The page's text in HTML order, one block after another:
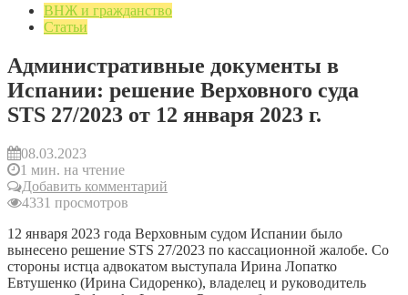
ВНЖ и гражданство
Статьи
Административные документы в
Испании: решение Верховного суда
STS 27/2023 от 12 января 2023 г.
08.03.2023
1 мин. на чтение
Добавить комментарий
4331 просмотров
12 января 2023 года Верховным судом Испании было
вынесено решение STS 27/2023 по кассационной жалобе. Со
стороны истца адвокатом выступала Ирина Лопатко
Евтушенко (Ирина Сидоренко), владелец и руководитель